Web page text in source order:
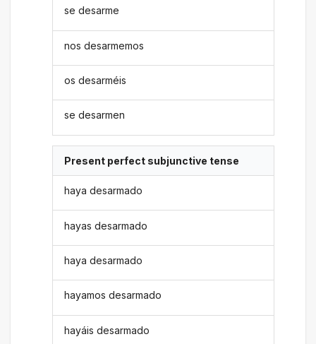
se desarme
nos desarmemos
os desarméis
se desarmen
Present perfect subjunctive tense
haya desarmado
hayas desarmado
haya desarmado
hayamos desarmado
hayáis desarmado